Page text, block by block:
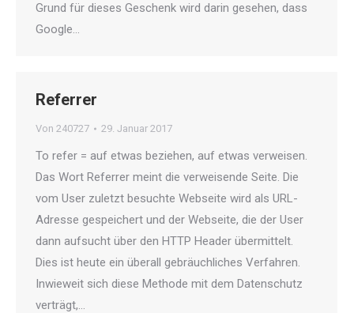
Grund für dieses Geschenk wird darin gesehen, dass
Google…
Referrer
Von 240727 29. Januar 2017
To refer = auf etwas beziehen, auf etwas verweisen.
Das Wort Referrer meint die verweisende Seite. Die
vom User zuletzt besuchte Webseite wird als URL-
Adresse gespeichert und der Webseite, die der User
dann aufsucht über den HTTP Header übermittelt.
Dies ist heute ein überall gebräuchliches Verfahren.
Inwieweit sich diese Methode mit dem Datenschutz
verträgt,…